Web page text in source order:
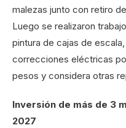
malezas junto con retiro
Luego se realizaron
pintura de cajas de
correcciones eléctricas
pesos y considera otras
Inversión de más de 3
2027